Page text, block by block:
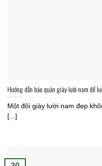
Hướng dẫn bảo quản giày lười nam để
Một đôi giày lười nam đẹp
[...]